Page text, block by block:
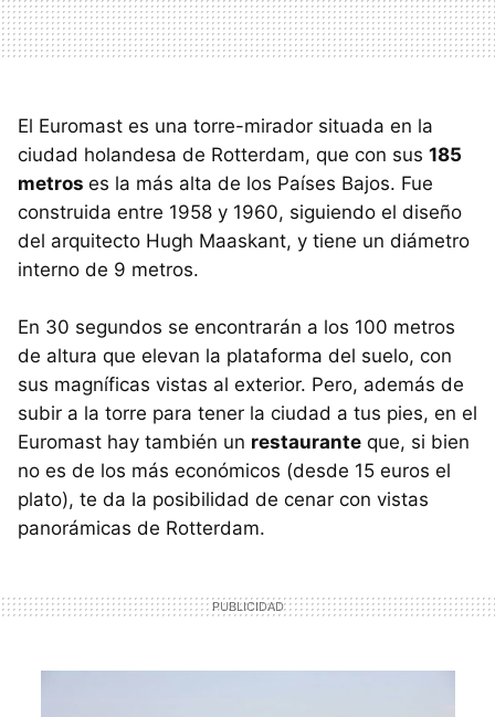
El Euromast es una torre-mirador situada en la
ciudad holandesa de Rotterdam, que con sus 185
metros es la más alta de los Países Bajos. Fue
construida entre 1958 y 1960, siguiendo el diseño
del arquitecto Hugh Maaskant, y tiene un diámetro
interno de 9 metros.
En 30 segundos se encontrarán a los 100 metros
de altura que elevan la plataforma del suelo, con
sus magníficas vistas al exterior. Pero, además de
subir a la torre para tener la ciudad a tus pies, en el
Euromast hay también un restaurante que, si bien
no es de los más económicos (desde 15 euros el
plato), te da la posibilidad de cenar con vistas
panorámicas de Rotterdam.